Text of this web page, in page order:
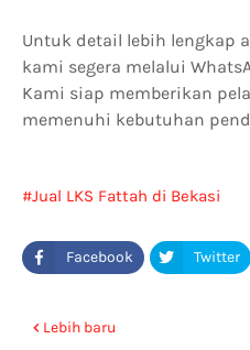
Untuk detail lebih lengkap
kami segera melalui
Kami siap memberikan
memenuhi kebutuhan
Jual LKS Fattah di Bekasi
Lebih baru